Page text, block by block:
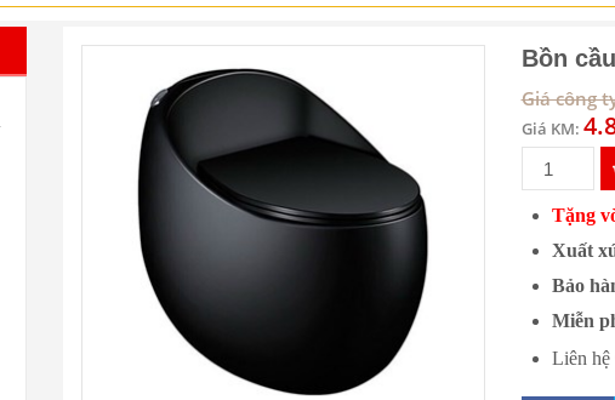
Bồn
Giá công
Giá KM:
Tặng
Xuất
Bảo
Miễn
Liên hệ